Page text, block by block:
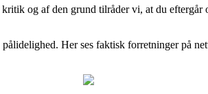
og af den grund tilråder vi, at du
Her ses faktisk forretninger på